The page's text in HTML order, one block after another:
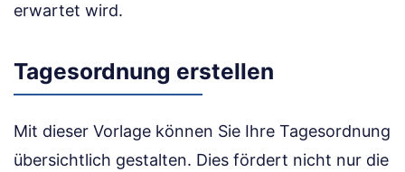
erwartet wird.
Tagesordnung erstellen
Mit dieser Vorlage können Sie Ihre Tagesordnung
übersichtlich gestalten. Dies fördert nicht nur die